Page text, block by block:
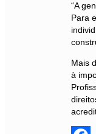
“A
Para
Mais
à